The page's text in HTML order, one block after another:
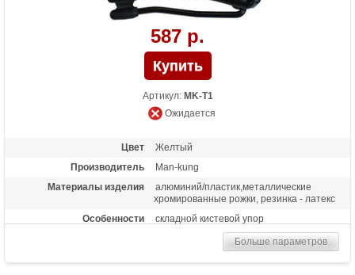
587 р.
Артикул: MK-T1
Ожидается
Цвет
Желтый
Производитель
Man-kung
Материалы изделия
алюминий/пластик,металлические
хромированные рожки, резинка - латекс
Особенности
складной кистевой упор
Больше параметров